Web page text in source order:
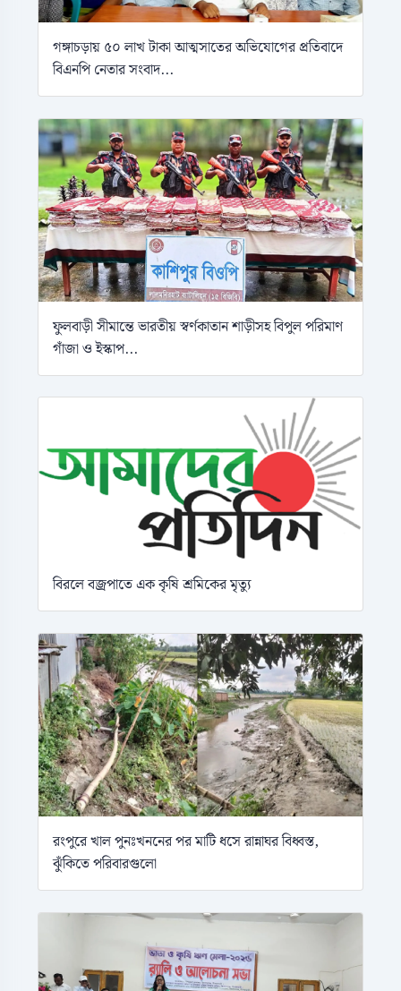
গঙ্গাচড়ায় ৫০ লাখ টাকা আত্মসাতের অভিযোগের প্রতিবাদে
বিএনপি নেতার সংবাদ...
ফুলবাড়ী সীমান্তে ভারতীয় স্বর্ণকাতান শাড়ীসহ বিপুল পরিমাণ
গাঁজা ও ইস্কাপ...
বিরলে বজ্রপাতে এক কৃষি শ্রমিকের মৃত্যু
রংপুরে খাল পুনঃখননের পর মাটি ধসে রান্নাঘর বিধ্বস্ত,
ঝুঁকিতে পরিবারগুলো